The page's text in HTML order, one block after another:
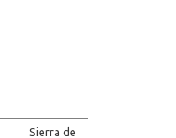
Sierra de